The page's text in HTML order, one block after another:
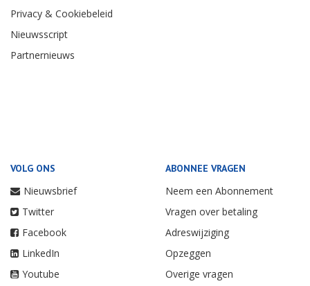
Privacy & Cookiebeleid
Nieuwsscript
Partnernieuws
VOLG ONS
Nieuwsbrief
Twitter
Facebook
LinkedIn
Youtube
ABONNEE VRAGEN
Neem een Abonnement
Vragen over betaling
Adreswijziging
Opzeggen
Overige vragen